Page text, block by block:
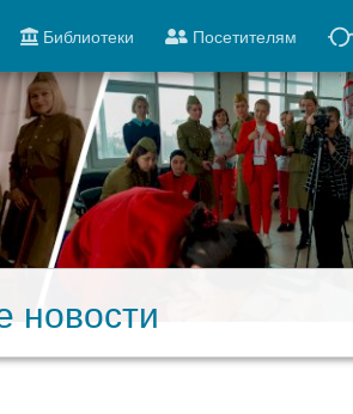
Библиотеки Посетителям
новости